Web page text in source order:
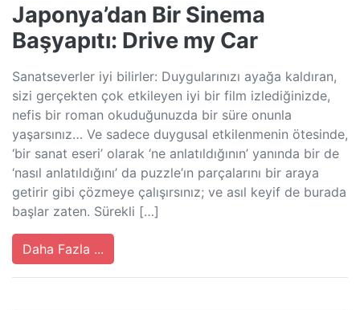
Japonya’dan Bir Sinema
Başyapıtı: Drive my Car
Sanatseverler iyi bilirler: Duygularınızı ayağa kaldıran,
sizi gerçekten çok etkileyen iyi bir film izlediğinizde,
nefis bir roman okuduğunuzda bir süre onunla
yaşarsınız… Ve sadece duygusal etkilenmenin ötesinde,
‘bir sanat eseri’ olarak ‘ne anlatıldığının’ yanında bir de
‘nasıl anlatıldığını’ da puzzle’ın parçalarını bir araya
getirir gibi çözmeye çalışırsınız; ve asıl keyif de burada
başlar zaten. Sürekli […]
Daha Fazla ...